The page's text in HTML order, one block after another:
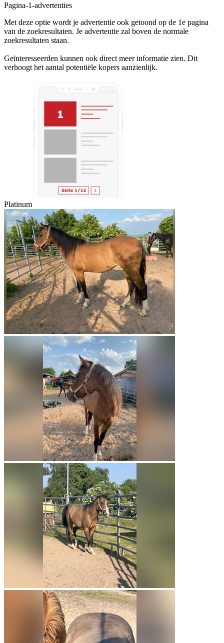
Pagina-1-advertenties
Met deze optie wordt je advertentie ook getoond op de 1e pagina
van de zoekresultaten. Je advertentie zal boven de normale
zoekresultaten staan.
Geïnteresseerden kunnen ook direct meer informatie zien. Dit
verhoogt het aantal potentiële kopers aanzienlijk.
Platinum